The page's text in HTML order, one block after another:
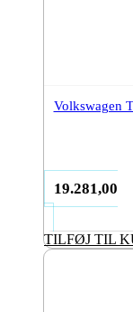
Volkswagen
19.281,00
TILFØJ TIL